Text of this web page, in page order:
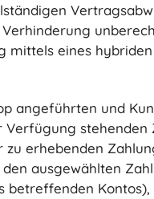
eines
angeführten und
erhebenden
ausgewählten
Kontos),